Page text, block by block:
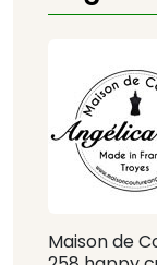
Maison de